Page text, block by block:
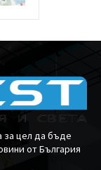
за цел да бъде
от България